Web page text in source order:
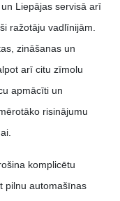
Liepājas servisā arī
ražotāju vadlīnijām.
zināšanas un
arī citu zīmolu
apmācīti un
risinājumu
komplicētu
pilnu automašīnas